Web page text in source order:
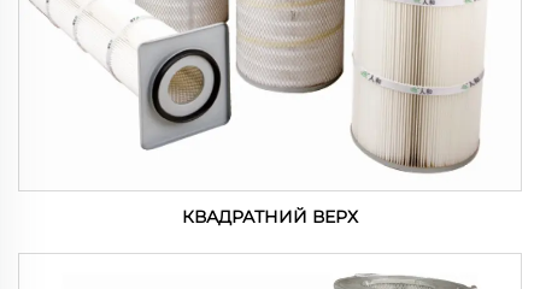
КВАДРАТНИЙ ВЕРХ